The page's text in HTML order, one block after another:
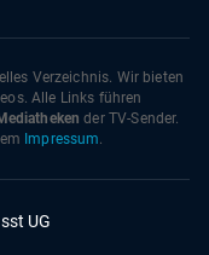
Verzeichnis. Wir bieten
Alle Links führen
der TV-Sender.
Impressum.
UG